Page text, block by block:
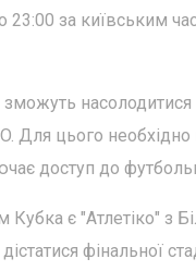
23:00 за київським
зможуть
Для цього
доступ до
є "Атлетіко" з
фінальної